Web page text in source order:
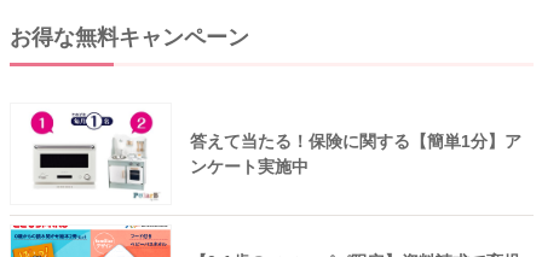
お得な無料キャンペーン
答えて当たる！保険に関する【簡単1分】ア
ンケート実施中